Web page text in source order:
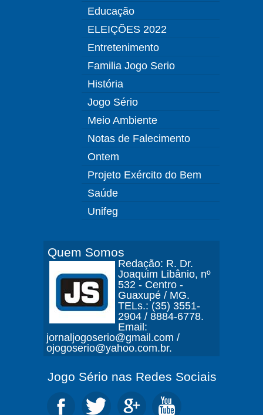
Educação
ELEIÇÕES 2022
Entretenimento
Familia Jogo Serio
História
Jogo Sério
Meio Ambiente
Notas de Falecimento
Ontem
Projeto Exército do Bem
Saúde
Unifeg
Quem Somos
Redação: R. Dr.
Joaquim Libânio, nº
532 - Centro -
Guaxupé / MG.
TELs.: (35) 3551-
2904 / 8884-6778.
Email:
jornaljogoserio@gmail.com /
ojogoserio@yahoo.com.br.
Jogo Sério nas Redes Sociais